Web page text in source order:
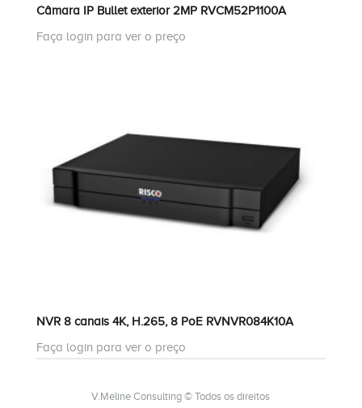
Câmara IP Bullet exterior 2MP RVCM52P1100A
Faça login para ver o preço
NVR 8 canais 4K, H.265, 8 PoE RVNVR084K10A
Faça login para ver o preço
V.Meline Consulting © Todos os direitos